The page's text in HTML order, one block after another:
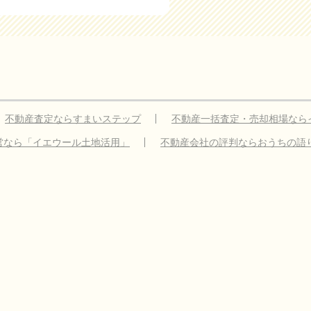
不動産査定ならすまいステップ
不動産一括査定・売却相場なら
ら「イエウール土地活用」
不動産会社の評判ならおうちの語